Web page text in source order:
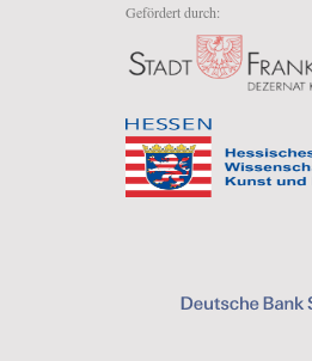
Gefördert durch: